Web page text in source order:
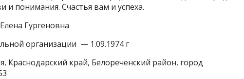
и понимания. Счастья вам и успеха.
Гургеновна
организации — 1.09.1974 г
Краснодарский край, Белореченский район, город